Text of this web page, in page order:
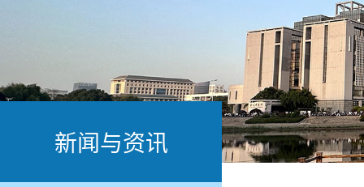
新闻与资讯